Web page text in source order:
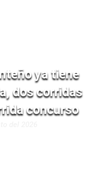
ya tiene
dos corridas
concurso